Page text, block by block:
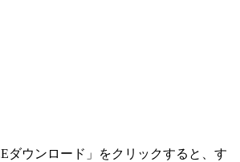
ダウンロード」をクリックすると、す